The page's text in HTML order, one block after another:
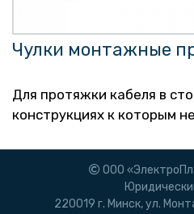
Чулки монтажные
Для протяжки кабеля в
конструкциях к которым
ООО
220019 г. Минск, ул.